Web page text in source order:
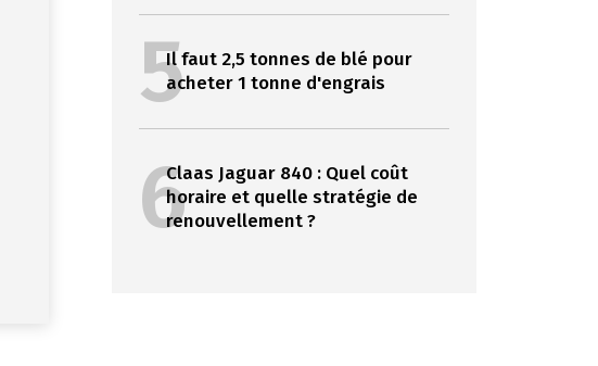
5Il faut 2,5 tonnes de blé pour
acheter 1 tonne d'engrais
6Claas Jaguar 840 : Quel coût
horaire et quelle stratégie de
renouvellement ?